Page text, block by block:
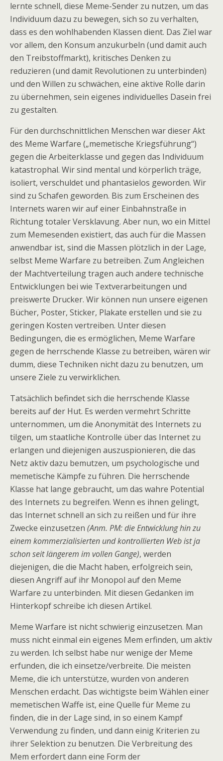
lernte schnell, diese Meme-Sender zu nutzen, um das
Individuum dazu zu bewegen, sich so zu verhalten,
dass es den wohlhabenden Klassen dient. Das Ziel war
vor allem, den Konsum anzukurbeln (und damit auch
den Treibstoffmarkt), kritisches Denken zu
reduzieren (und damit Revolutionen zu unterbinden)
und den Willen zu schwächen, eine aktive Rolle darin
zu übernehmen, sein eigenes individuelles Dasein frei
zu gestalten.
Für den durchschnittlichen Menschen war dieser Akt
des Meme Warfare („memetische Kriegsführung“)
gegen die Arbeiterklasse und gegen das Individuum
katastrophal. Wir sind mental und körperlich träge,
isoliert, verschuldet und phantasielos geworden. Wir
sind zu Schafen geworden. Bis zum Erscheinen des
Internets waren wir auf einer Einbahnstraße in
Richtung totaler Versklavung. Aber nun, wo ein Mittel
zum Memesenden existiert, das auch für die Massen
anwendbar ist, sind die Massen plötzlich in der Lage,
selbst Meme Warfare zu betreiben. Zum Angleichen
der Machtverteilung tragen auch andere technische
Entwicklungen bei wie Textverarbeitungen und
preiswerte Drucker. Wir können nun unsere eigenen
Bücher, Poster, Sticker, Plakate erstellen und sie zu
geringen Kosten vertreiben. Unter diesen
Bedingungen, die es ermöglichen, Meme Warfare
gegen de herrschende Klasse zu betreiben, wären wir
dumm, diese Techniken nicht dazu zu benutzen, um
unsere Ziele zu verwirklichen.
Tatsächlich befindet sich die herrschende Klasse
bereits auf der Hut. Es werden vermehrt Schritte
unternommen, um die Anonymität des Internets zu
tilgen, um staatliche Kontrolle über das Internet zu
erlangen und diejenigen auszuspionieren, die das
Netz aktiv dazu bemutzen, um psychologische und
memetische Kämpfe zu führen. Die herrschende
Klasse hat lange gebraucht, um das wahre Potential
des Internets zu begreifen. Wenn es ihnen gelingt,
das Internet schnell an sich zu reißen und für ihre
Zwecke einzusetzen (Anm. PM: die Entwicklung hin zu
einem kommerzialisierten und kontrollierten Web ist ja
schon seit längerem im vollen Gange), werden
diejenigen, die die Macht haben, erfolgreich sein,
diesen Angriff auf ihr Monopol auf den Meme
Warfare zu unterbinden. Mit diesen Gedanken im
Hinterkopf schreibe ich diesen Artikel.
Meme Warfare ist nicht schwierig einzusetzen. Man
muss nicht einmal ein eigenes Mem erfinden, um aktiv
zu werden. Ich selbst habe nur wenige der Meme
erfunden, die ich einsetze/verbreite. Die meisten
Meme, die ich unterstütze, wurden von anderen
Menschen erdacht. Das wichtigste beim Wählen einer
memetischen Waffe ist, eine Quelle für Meme zu
finden, die in der Lage sind, in so einem Kampf
Verwendung zu finden, und dann einig Kriterien zu
ihrer Selektion zu benutzen. Die Verbreitung des
Mem erfordert dann eine Form der